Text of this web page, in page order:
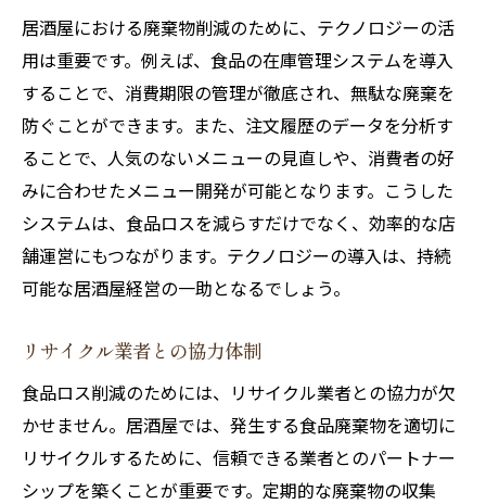
居酒屋における廃棄物削減のために、テクノロジーの活
用は重要です。例えば、食品の在庫管理システムを導入
することで、消費期限の管理が徹底され、無駄な廃棄を
防ぐことができます。また、注文履歴のデータを分析す
ることで、人気のないメニューの見直しや、消費者の好
みに合わせたメニュー開発が可能となります。こうした
システムは、食品ロスを減らすだけでなく、効率的な店
舗運営にもつながります。テクノロジーの導入は、持続
可能な居酒屋経営の一助となるでしょう。
リサイクル業者との協力体制
食品ロス削減のためには、リサイクル業者との協力が欠
かせません。居酒屋では、発生する食品廃棄物を適切に
リサイクルするために、信頼できる業者とのパートナー
シップを築くことが重要です。定期的な廃棄物の収集